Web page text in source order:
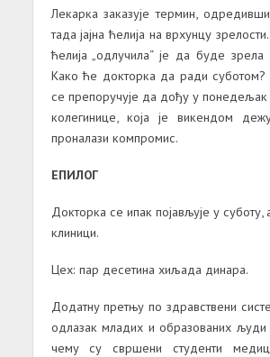
Лекарка заказује термин,
тада јајна ћелија на врхунцу
ћелија „одлучила“ је да буде
Како ће докторка да ради суботом?
се препоручује да дођу у
колегинице, која је викендом
проналази компромис.
ЕПИЛОГ
Докторка се ипак појављује у суботу,
клиници.
Цех: пар десетина хиљада динара.
Додатну претњу по здравствени
одлазак младих и образованих
чему су свршени студенти